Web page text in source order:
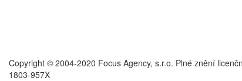
Copyright © 2004-2020 Focus Agency, s.r.o. Plné znění
1803-957X